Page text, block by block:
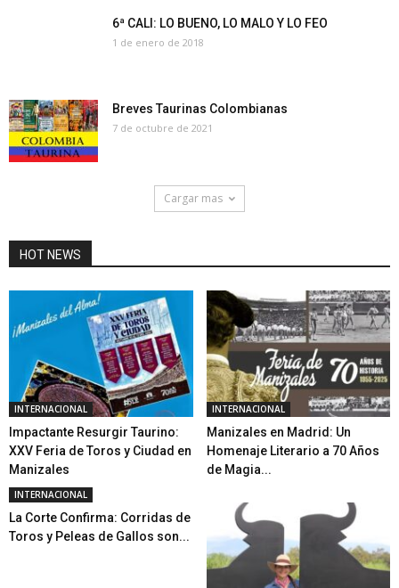
6ª CALI: LO BUENO, LO MALO Y LO FEO
1 de enero de 2018
Breves Taurinas Colombianas
7 de octubre de 2021
Cargar mas
HOT NEWS
INTERNACIONAL
Impactante Resurgir Taurino:
XXV Feria de Toros y Ciudad en
Manizales
INTERNACIONAL
Manizales en Madrid: Un
Homenaje Literario a 70 Años
de Magia...
INTERNACIONAL
La Corte Confirma: Corridas de
Toros y Peleas de Gallos son...